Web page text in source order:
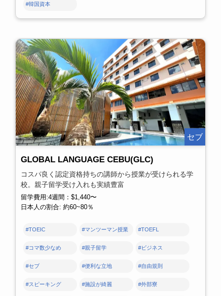
#韓国資本
セブ
GLOBAL LANGUAGE CEBU(GLC)
コスパ良く認定資格持ちの講師から授業が受けられる学
校。親子留学受け入れも実績豊富
留学費用:4週間：$1,440〜
日本人の割合: 約60~80％
#TOEIC #マンツーマン授業 #TOEFL
#コマ数少なめ #親子留学 #ビジネス
#セブ #便利な立地 #自由規則
#スピーキング #施設が綺麗 #外部寮